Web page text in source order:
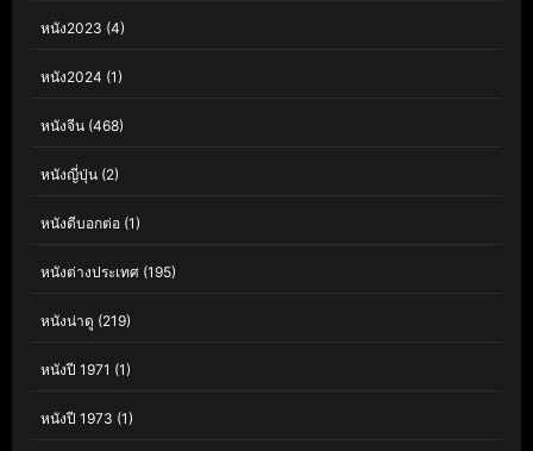
หนัง2023 (4)
หนัง2024 (1)
หนังจีน (468)
หนังญี่ปุ่น (2)
หนังดีบอกต่อ (1)
หนังต่างประเทศ (195)
หนังน่าดู (219)
หนังปี 1971 (1)
หนังปี 1973 (1)